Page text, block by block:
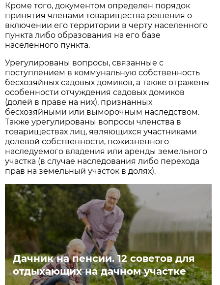
Кроме того, документом определен порядок
принятия членами товарищества решения о
включении его территории в черту населенного
пункта либо образования на его базе
населенного пункта.
Урегулированы вопросы, связанные с
поступлением в коммунальную собственность
бесхозяйных садовых домиков, а также отражены
особенности отчуждения садовых домиков
(долей в праве на них), признанных
бесхозяйными или выморочным наследством.
Также урегулированы вопросы членства в
товариществах лиц, являющихся участниками
долевой собственности, пожизненного
наследуемого владения или аренды земельного
участка (в случае наследования либо перехода
прав на земельный участок в долях).
Дачник на пенсии. 12 советов для
отдыхающих на дачном участке